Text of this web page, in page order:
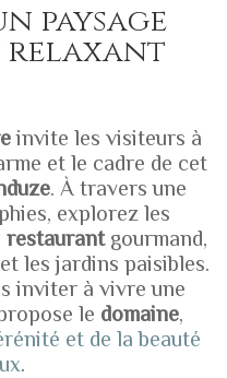
paysage
relaxant
invite les visiteurs à
et le cadre de cet
. À travers une
explorez les
restaurantgourmand,
les jardins paisibles.
inviter à vivre une
le domaine,
et de la beauté
.